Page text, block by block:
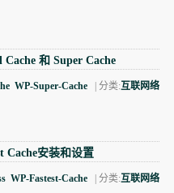
和 Super Cache
WP-Super-Cache | 分类:互联网络
Cache安装和设置
WP-Fastest-Cache | 分类:互联网络